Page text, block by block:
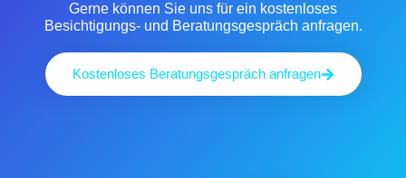
Gerne können Sie uns für ein kostenloses
Besichtigungs- und Beratungsgespräch anfragen.
Kostenloses Beratungsgespräch anfragen